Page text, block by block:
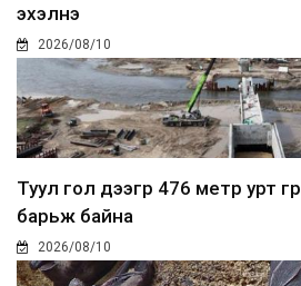
эхэлнэ
2026/08/10
Туул гол дээгүүр 476 метр урт гүүр
барьж байна
2026/08/10